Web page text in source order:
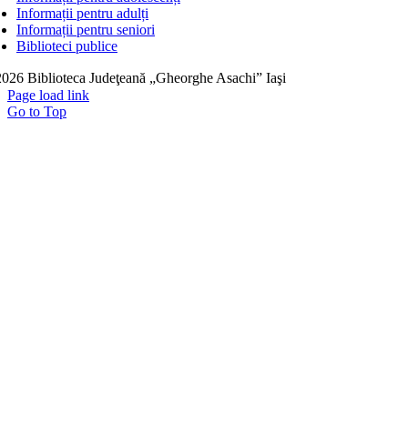
Informații pentru adulți
Informații pentru seniori
Biblioteci publice
Biblioteca Judeţeană „Gheorghe Asachi” Iaşi
Page load link
Go to Top